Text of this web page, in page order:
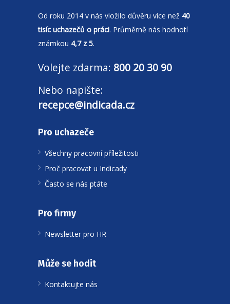
Od roku 2014 v nás vložilo důvěru více než 40
tisíc uchazečů o práci. Průměrně nás hodnotí
známkou 4,7 z 5.
Volejte zdarma: 800 20 30 90
Nebo napište:
recepce@indicada.cz
Pro uchazeče
Všechny pracovní příležitosti
Proč pracovat u Indicady
Často se nás ptáte
Pro firmy
Newsletter pro HR
Může se hodit
Kontaktujte nás